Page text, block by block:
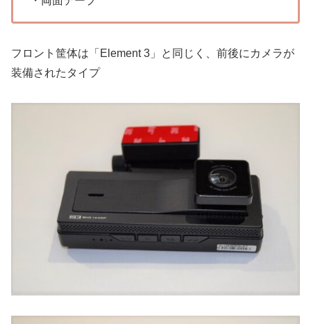
フロント筐体は「Element 3」と同じく、前後にカメラが
装備されたタイプ